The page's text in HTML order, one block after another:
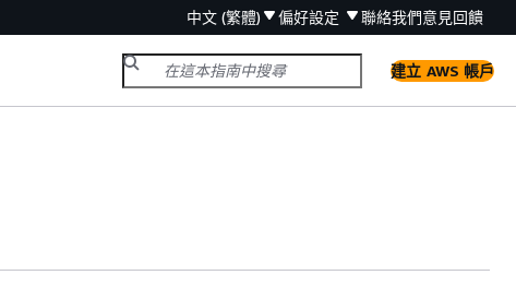
中文 (繁體) 偏好設定 聯絡我們意見回饋
建立 AWS 帳戶